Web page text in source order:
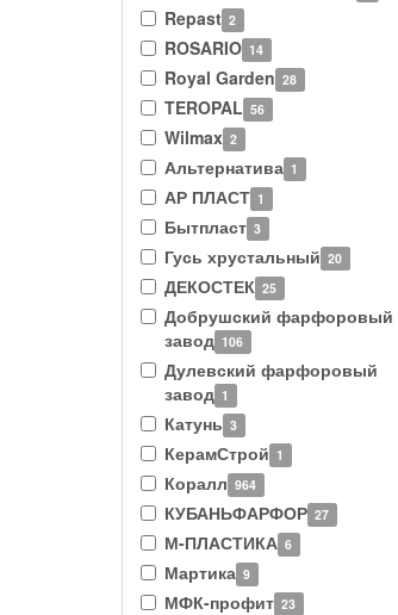
Repast 2
ROSARIO 14
Royal Garden 28
TEROPAL 56
Wilmax 2
Альтернатива 1
АР ПЛАСТ 1
Бытпласт 3
Гусь хрустальный 20
ДЕКОСТЕК 25
Добрушский фарфоровый
завод 106
Дулевский фарфоровый
завод 1
Катунь 3
КерамСтрой 1
Коралл 964
КУБАНЬФАРФОР 27
М-ПЛАСТИКА 6
Мартика 9
МФК-профит 23